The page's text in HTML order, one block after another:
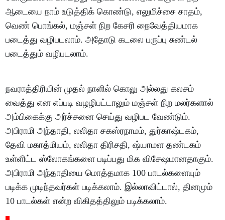
ஆடையை நாம் உடுத்திக் கொண்டு, எலுமிச்சை சாதம்,
வெண் பொங்கல், மஞ்சள் நிற கேசரி நைவேத்தியமாக
படைத்து வழிபடலாம். அதோடு கடலை பருப்பு சுண்டல்
படைத்தும் வழிபடலாம்.
நவராத்திரியின் முதல் நாளில் கொலு அல்லது கலசம்
வைத்து என எப்படி வழழிபட்டாலும் மஞ்சள் நிற மலர்களால்
அம்பிகைக்கு அர்ச்சனை செய்து வழிபட வேண்டும்.
அபிராமி அந்தாதி, லலிதா சகஸ்ரநாமம், துர்காஷ்டகம்,
தேவி மகாத்மியம், லலிதா திரிசதி, ஷ்யாமள தண்டகம்
உள்ளிட்ட ஸ்லோகங்களை படிப்பது மிக விசேஷமானதாகும்.
அபிராமி அந்தாதியை மொத்தமாக 100 பாடல்களையும்
படிக்க முடிந்தவர்கள் படிக்கலாம். இல்லாவிட்டால், தினமும்
10 பாடல்கள் என்ற விகிதத்திலும் படிக்கலாம்.